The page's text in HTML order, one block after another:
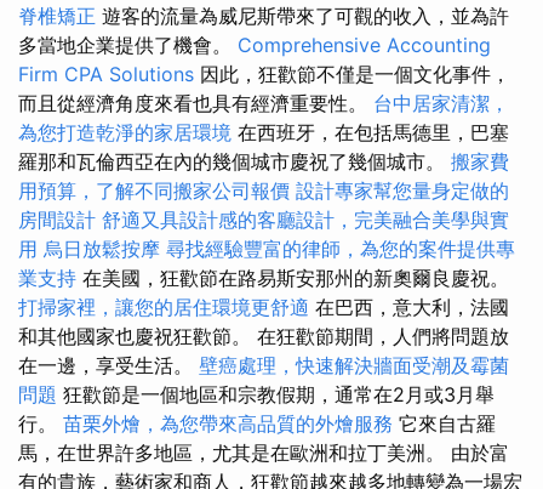
脊椎矯正 遊客的流量為威尼斯帶來了可觀的收入，並為許
多當地企業提供了機會。 Comprehensive Accounting
Firm CPA Solutions 因此，狂歡節不僅是一個文化事件，
而且從經濟角度來看也具有經濟重要性。 台中居家清潔，
為您打造乾淨的家居環境 在西班牙，在包括馬德里，巴塞
羅那和瓦倫西亞在內的幾個城市慶祝了幾個城市。 搬家費
用預算，了解不同搬家公司報價 設計專家幫您量身定做的
房間設計 舒適又具設計感的客廳設計，完美融合美學與實
用 烏日放鬆按摩 尋找經驗豐富的律師，為您的案件提供專
業支持 在美國，狂歡節在路易斯安那州的新奧爾良慶祝。
打掃家裡，讓您的居住環境更舒適 在巴西，意大利，法國
和其他國家也慶祝狂歡節。 在狂歡節期間，人們將問題放
在一邊，享受生活。 壁癌處理，快速解決牆面受潮及霉菌
問題 狂歡節是一個地區和宗教假期，通常在2月或3月舉
行。 苗栗外燴，為您帶來高品質的外燴服務 它來自古羅
馬，在世界許多地區，尤其是在歐洲和拉丁美洲。 由於富
有的貴族，藝術家和商人，狂歡節越來越多地轉變為一場宏